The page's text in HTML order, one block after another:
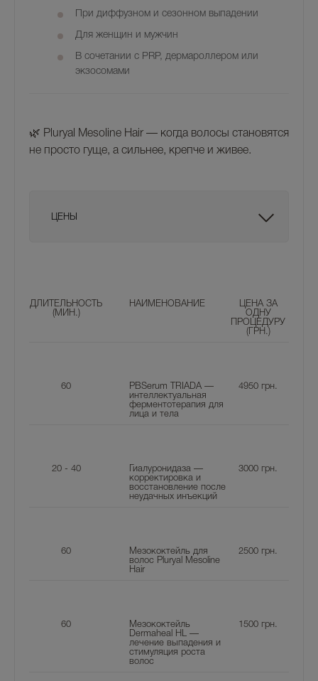
При диффузном и сезонном выпадении
Для женщин и мужчин
В сочетании с PRP, дермароллером или
экзосомами
🌿 Pluryal Mesoline Hair — когда волосы становятся
не просто гуще, а сильнее, крепче и живее.
ЦЕНЫ
ДЛИТЕЛЬНОСТЬ
(МИН.)
НАИМЕНОВАНИЕ
ЦЕНА ЗА
ОДНУ
ПРОЦЕДУРУ
(ГРН.)
60
PBSerum TRIADA —
интеллектуальная
ферментотерапия для
лица и тела
4950 грн.
20 - 40
Гиалуронидаза —
корректировка и
восстановление после
неудачных инъекций
3000 грн.
60
Мезококтейль для
волос Pluryal Mesoline
Hair
2500 грн.
60
Мезококтейль
Dermaheal HL —
лечение выпадения и
стимуляция роста
волос
1500 грн.